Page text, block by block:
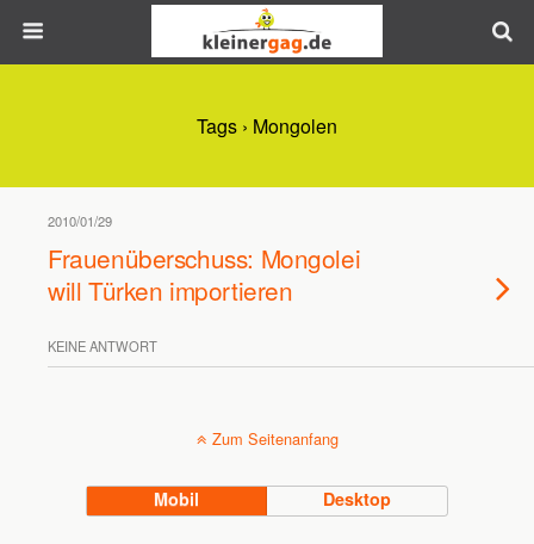
Tags › Mongolen
2010/01/29
Frauenüberschuss: Mongolei
will Türken importieren
KEINE ANTWORT
Zum Seitenanfang
Mobil Desktop